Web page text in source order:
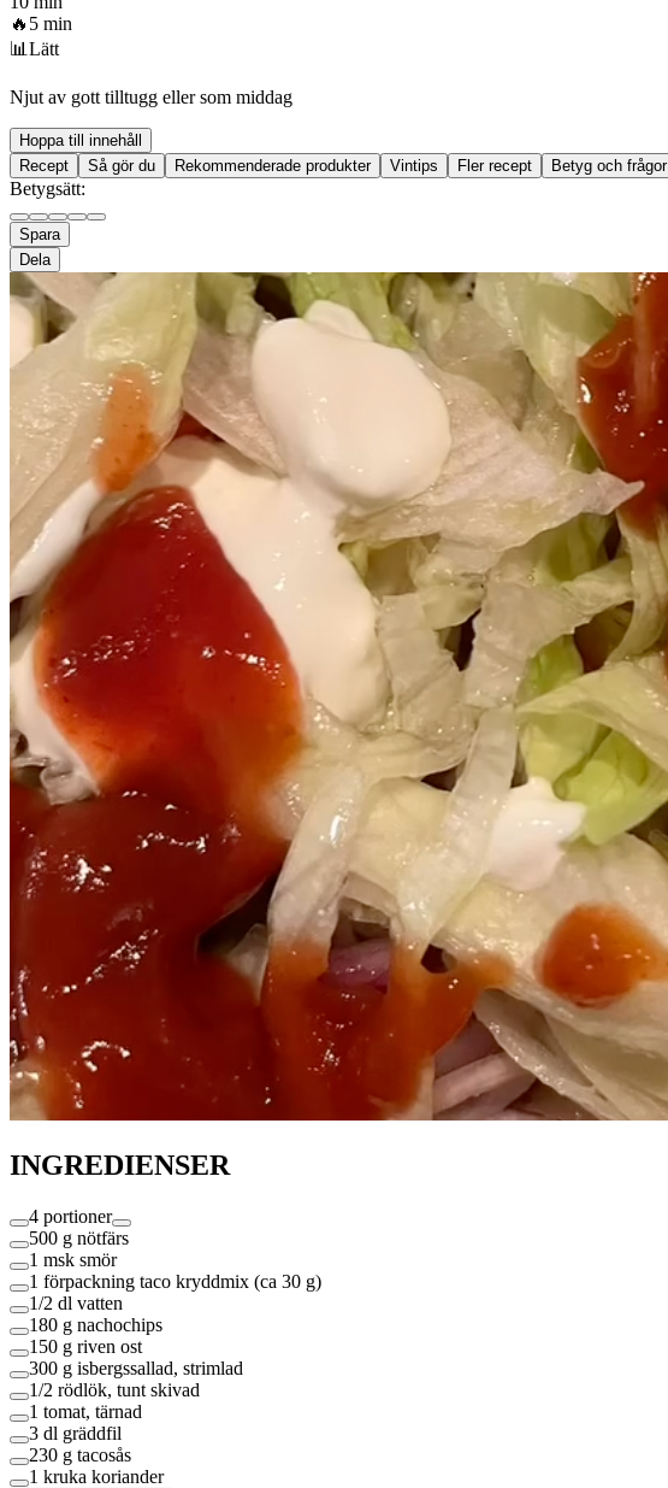
🔥 5 min
📊 Lätt
Njut av gott tilltugg eller som middag
Hoppa till innehåll
Recept
Så gör du Rekommenderade produkter Vintips Fler recept Betyg och frågor
Betygsätt:
Spara
Dela
INGREDIENSER
4 portioner
500 g nötfärs
1 msk smör
1 förpackning taco kryddmix (ca 30 g)
1/2 dl vatten
180 g nachochips
150 g riven ost
300 g isbergssallad, strimlad
1/2 rödlök, tunt skivad
1 tomat, tärnad
3 dl gräddfil
230 g tacosås
1 kruka koriander